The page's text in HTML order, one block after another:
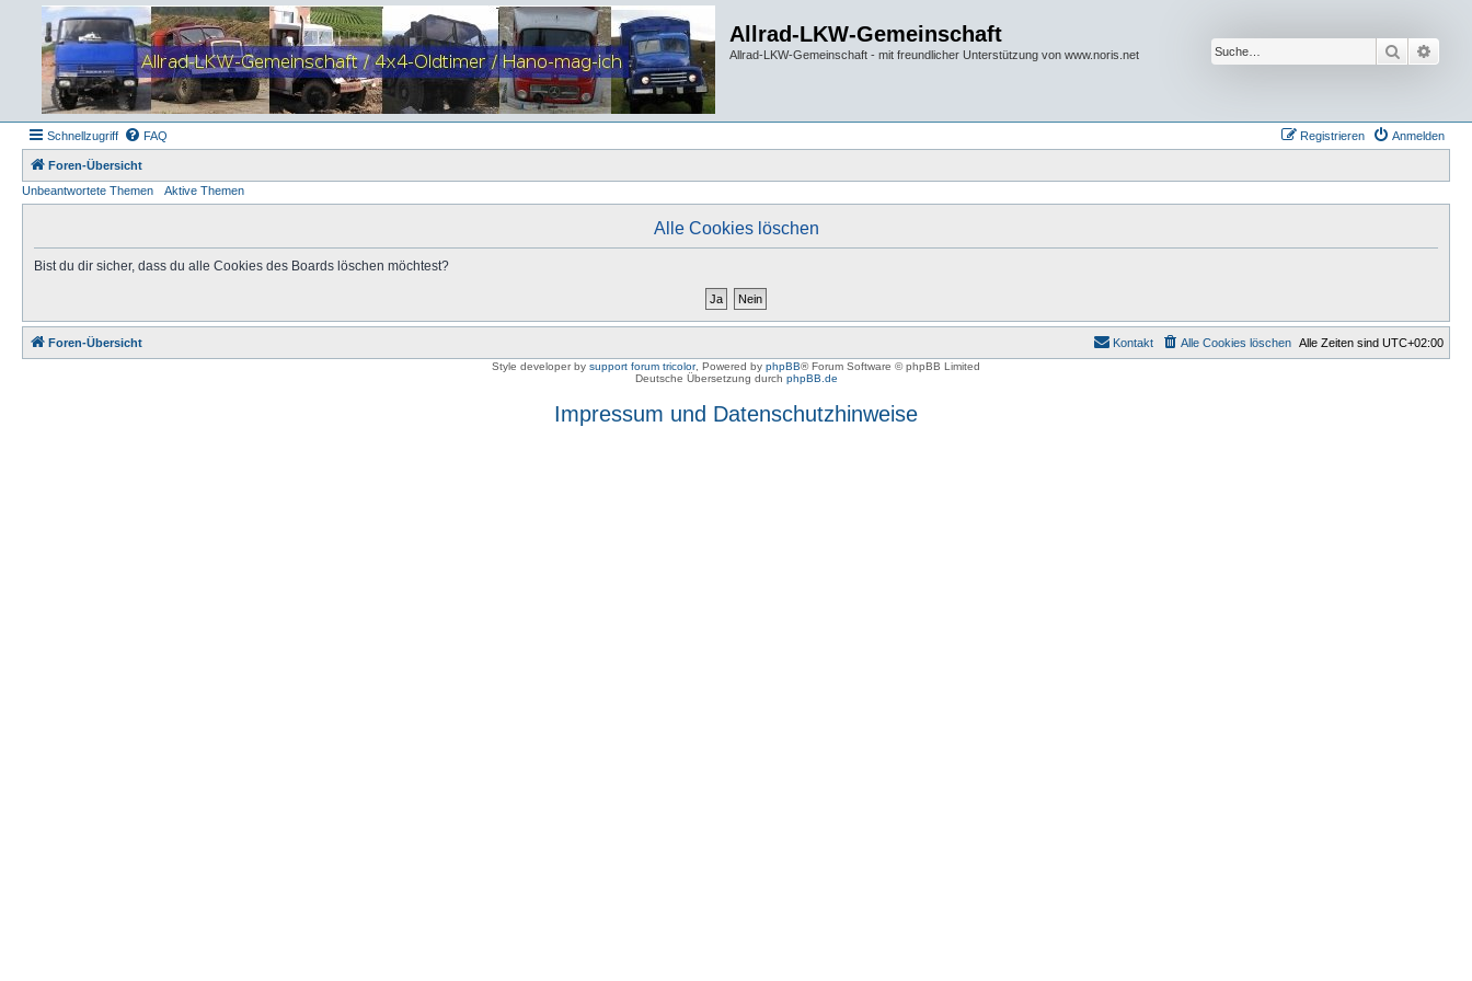
Allrad-LKW-Gemeinschaft
Allrad-LKW-Gemeinschaft - mit freundlicher Unterstützung von www.noris.net Suche
Schnellzugriff FAQ Anmelden
Registrieren
Foren-Übersicht
Unbeantwortete Themen
Aktive Themen
Alle Cookies löschen
Bist du dir sicher, dass du alle Cookies des Boards löschen möchtest?
Foren-Übersicht Alle Zeiten sind UTC+02:00
Alle Cookies löschen
Kontakt
Style developer by support forum tricolor, Powered by phpBB® Forum Software © phpBB Limited
Deutsche Übersetzung durch phpBB.de
Impressum und Datenschutzhinweise